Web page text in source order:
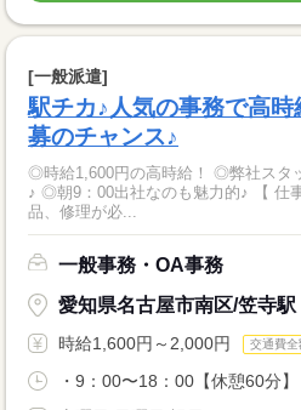
[一般派遣]
駅チカ♪人気の事務で高
募のチャンス♪
◎時給1,600円の高時給！ ◎弊社スタ
♪ ◎朝9：00出社なのも魅力的♪ 【 仕事内容 】 ・返品されてくる製
品、修理が必...
一般事務・OA事務
愛知県名古屋市南区/笠寺駅
時給1,600円～2,000円 交通費全
・9：00〜18：00【休憩60分